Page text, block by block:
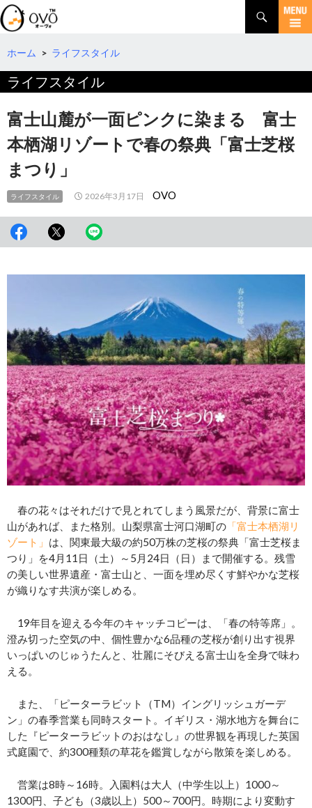
検
索
コ
テ
ツ
へ
移
ホーム > ライフスタイル
ライフスタイル
富士山麓が一面ピンクに染まる 富士
本栖湖リゾートで春の祭典「富士芝桜
まつり」
ライフスタイル 2026年3月17日 OVO
春の花々はそれだけで見とれてしまう風景だが、背景に富士
山があれば、また格別。山梨県富士河口湖町の 「富士本栖湖リ
ゾート」 は、関東最大級の約50万株の芝桜の祭典「富士芝桜ま
つり」を4月11日（土）～5月24日（日）まで開催する。残雪
の美しい世界遺産・富士山と、一面を埋め尽くす鮮やかな芝桜
が織りなす共演が楽しめる。
19年目を迎える今年のキャッチコピーは、「春の特等席」。
澄み切った空気の中、個性豊かな6品種の芝桜が創り出す視界
いっぱいのじゅうたんと、壮麗にそびえる富士山を全身で味わ
える。
また、「ピーターラビット（TM）イングリッシュガーデ
ン」の春季営業も同時スタート。イギリス・湖水地方を舞台に
した『ピーターラビットのおはなし』の世界観を再現した英国
式庭園で、約300種類の草花を鑑賞しながら散策を楽しめる。
営業は8時～16時。入園料は大人（中学生以上）1000～
1300円、子ども（3歳以上）500～700円。時期により変動す